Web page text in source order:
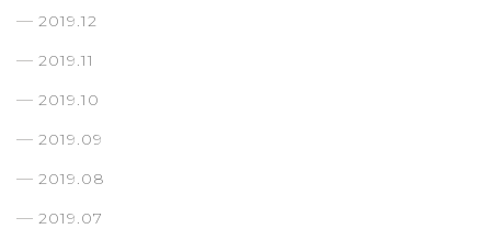
2019.12
2019.11
2019.10
2019.09
2019.08
2019.07